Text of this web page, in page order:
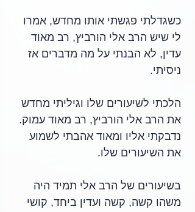
כשגדלתי פגשתי אותו מחדש, אמרו
לי שיש הרב אלי הורביץ, רב מאוד
עדין, לא הבנתי על מה מדברים אז
ניסיתי.
הלכתי לשיעורים שלו וגיליתי מחדש
את הרב אלי הורביץ, רב מאוד עמוק.
נדבקתי אליו ומאוד אהבתי לשמוע
את השיעורים שלו.
בשיעורים של הרב אלי תמיד היה
משהו קשה, קשה ועדין ביחד, קושי